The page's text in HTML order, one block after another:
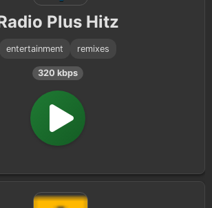
Plus Hitz
entertainment remixes
320 kbps